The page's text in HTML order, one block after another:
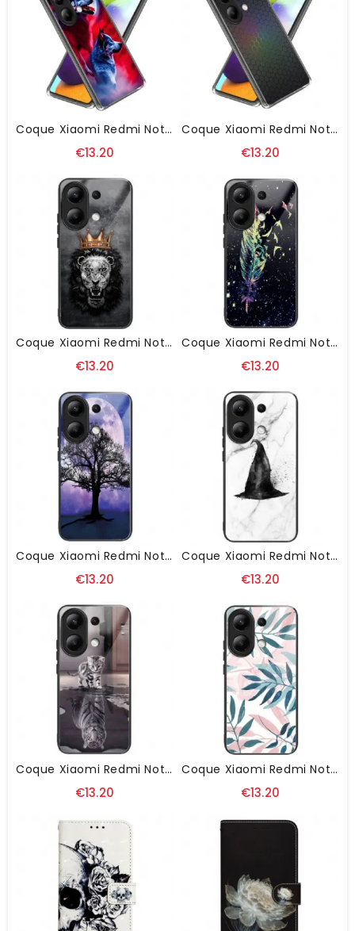
Coque Xiaomi Redmi Note 13 4G Loup
€13.20
Coque Xiaomi Redmi Note 13 4G Nid D'Abeilles Coloré
€13.20
Coque Xiaomi Redmi Note 13 4G Verre Trempé Lion Couronné
€13.20
Coque Xiaomi Redmi Note 13 4G Verre Trempé Plume
€13.20
Coque Xiaomi Redmi Note 13 4G Verre Trempé Marbre Et Lune
€13.20
Coque Xiaomi Redmi Note 13 4G Verre Trempé Chapeau
€13.20
Coque Xiaomi Redmi Note 13 4G Verre Trempé Chat Et Tigre
€13.20
Coque Xiaomi Redmi Note 13 4G Verre Trempé Feuilles
€13.20